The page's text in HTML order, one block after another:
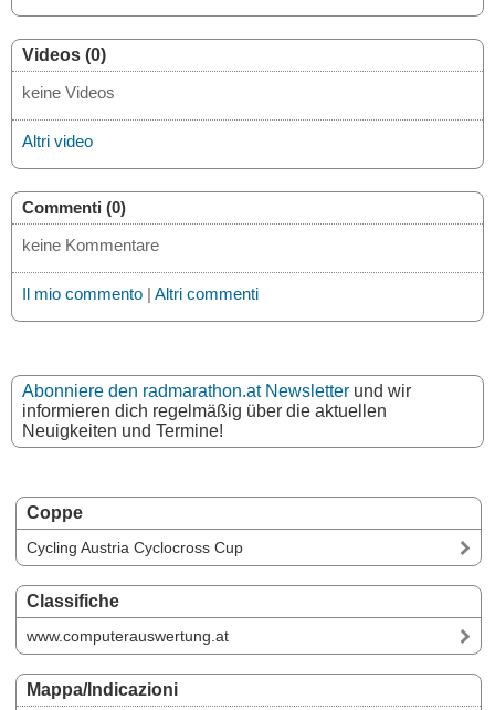
Coppe
Cycling Austria Cyclocross Cup
Classifiche
www.computerauswertung.at
Mappa/Indicazioni
Videos (0)
keine Videos
Altri video
Commenti (0)
keine Kommentare
Il mio commento | Altri commenti
Abonniere den radmarathon.at Newsletter und wir
informieren dich regelmäßig über die aktuellen
Neuigkeiten und Termine!